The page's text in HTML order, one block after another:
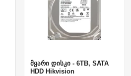
მყარი დისკი - 6TB, SATA
HDD Hikvision